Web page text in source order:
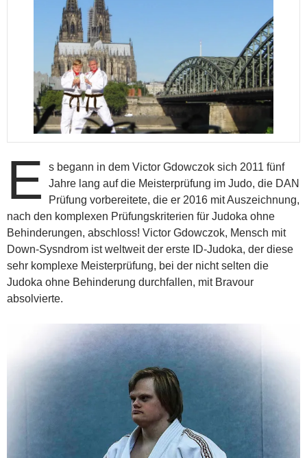
E
s begann in dem Victor Gdowczok sich 2011 fünf
Jahre lang auf die Meisterprüfung im Judo, die DAN
Prüfung vorbereitete, die er 2016 mit Auszeichnung,
nach den komplexen Prüfungskriterien für Judoka ohne
Behinderungen, abschloss! Victor Gdowczok, Mensch mit
Down-Sysndrom ist weltweit der erste ID-Judoka, der diese
sehr komplexe Meisterprüfung, bei der nicht selten die
Judoka ohne Behinderung durchfallen, mit Bravour
absolvierte.